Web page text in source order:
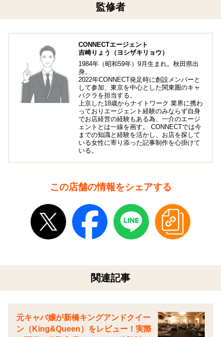
監修者
CONNECTエージェント
吉崎りょう（ヨシザキリョウ）
1984年（昭和59年）9月生まれ。秋田県出
身。
2022年CONNECT発足時に創設メンバーと
して参加、東京を中心とした関東圏のキャ
バクラを担当する。
上京した18歳からナイトワーク 業界に携わ
っておりエージェント経験のみならず自身
でお店経営の経験もある為、一介のエージ
ェントとは一線を画す。 CONNECTでは今
までの知識と経験を活かし、お店を探して
いる女性に寄り添った記事制作を心掛けて
いる。
この店舗の情報をシェアする
関連記事
元キャバ嬢が新橋キングアンドクイー
ン（King&Queen）をレビュー！実際